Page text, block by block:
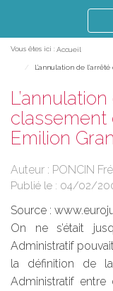
le
Vous êtes ici : Accueil
L’annulation de
classement
Emilion
Auteur : PONCIN
Publié le : 04/02/
Source :
On ne s’était
Administratif
la définition de
Administratif